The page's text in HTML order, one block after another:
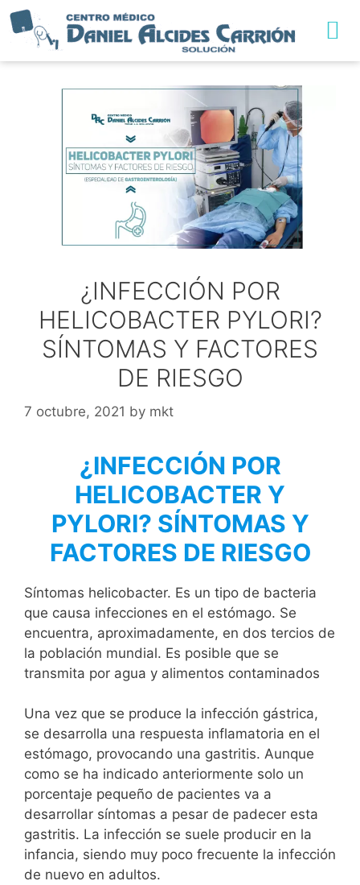
¿INFECCIÓN POR
HELICOBACTER PYLORI?
SÍNTOMAS Y FACTORES
DE RIESGO
7 octubre, 2021 by mkt
¿INFECCIÓN POR
HELICOBACTER Y
PYLORI? SÍNTOMAS Y
FACTORES DE RIESGO
Síntomas helicobacter. Es un tipo de bacteria
que causa infecciones en el estómago. Se
encuentra, aproximadamente, en dos tercios de
la población mundial. Es posible que se
transmita por agua y alimentos contaminados
Una vez que se produce la infección gástrica,
se desarrolla una respuesta inflamatoria en el
estómago, provocando una gastritis. Aunque
como se ha indicado anteriormente solo un
porcentaje pequeño de pacientes va a
desarrollar síntomas a pesar de padecer esta
gastritis. La infección se suele producir en la
infancia, siendo muy poco frecuente la infección
de nuevo en adultos.